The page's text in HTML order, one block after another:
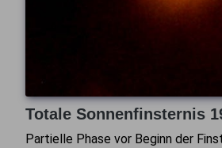
Totale Sonnenfinsternis
Partielle Phase vor Beginn der